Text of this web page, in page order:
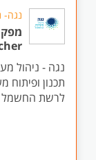
נגה-
נגה - ניהול
תכנון
לרשת החשמל